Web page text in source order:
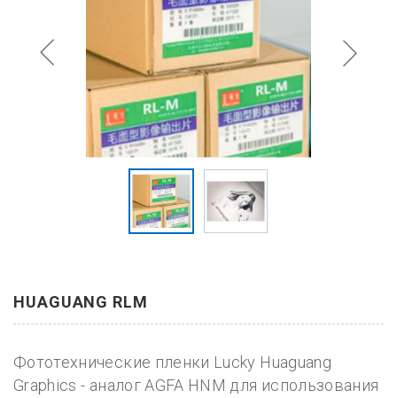
HUAGUANG RLM
Фототехнические пленки Lucky Huaguang
Graphics - аналог AGFA HNM для использования